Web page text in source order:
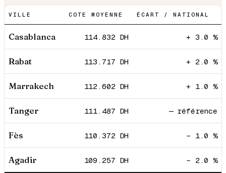
VILLE COTE MOYENNE ÉCART / NATIONAL
Casablanca 114.832 DH + 3.0 %
Rabat 113.717 DH + 2.0 %
Marrakech 112.602 DH + 1.0 %
Tanger 111.487 DH — référence
Fès 110.372 DH − 1.0 %
Agadir 109.257 DH − 2.0 %